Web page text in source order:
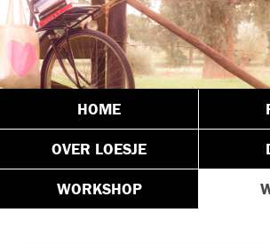
HOME
OVER LOESJE
WORKSHOP